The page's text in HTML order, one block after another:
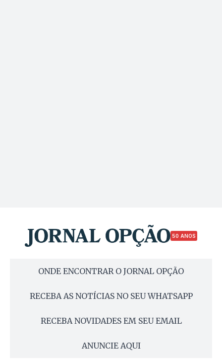
50 ANOS
ONDE ENCONTRAR O JORNAL OPÇÃO
RECEBA AS NOTÍCIAS NO SEU WHATSAPP
RECEBA NOVIDADES EM SEU EMAIL
ANUNCIE AQUI